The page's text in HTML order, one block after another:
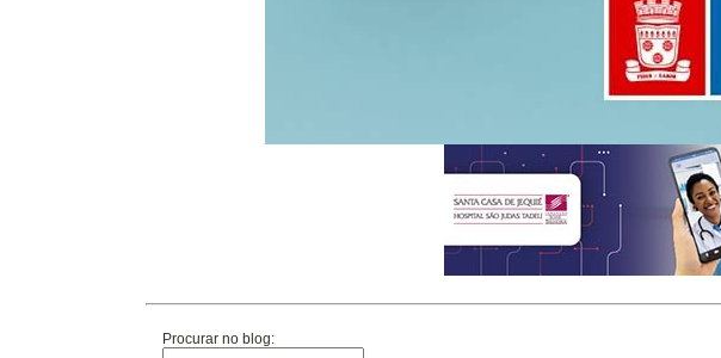
Procurar no blog: